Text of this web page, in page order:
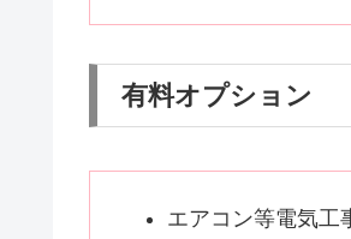
有料オプション
エアコン等電気工